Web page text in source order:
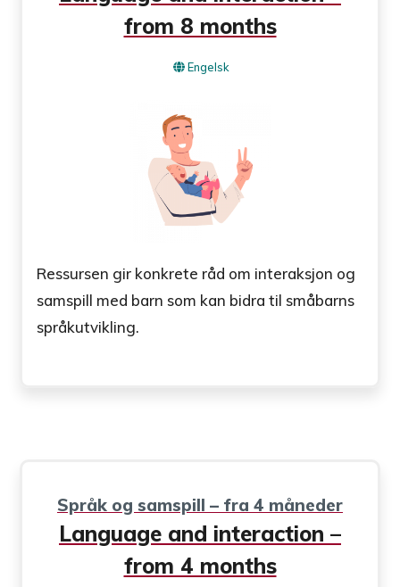
from 8 months
Engelsk
Ressursen gir konkrete råd om interaksjon og
samspill med barn som kan bidra til småbarns
språkutvikling.
Språk og samspill – fra 4 måneder
Language and interaction –
from 4 months